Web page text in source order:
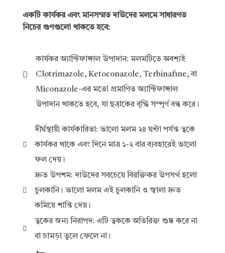
একটি কার্যকর এবং মানসম্মত দাউদের মলমে সাধারণত
নিচের গুণগুলো থাকতে হবে:
কার্যকর অ্যান্টিফাঙ্গাল উপাদান: মলমটিতে অবশ্যই
Clotrimazole, Ketoconazole, Terbinafine, বা
Miconazole-এর মতো প্রমাণিত অ্যান্টিফাঙ্গাল
উপাদান থাকতে হবে, যা ছত্রাকের বৃদ্ধি সম্পূর্ণ বন্ধ করে।
দীর্ঘস্থায়ী কার্যকারিতা: ভালো মলম ২৪ ঘণ্টা পর্যন্ত ত্বকে
কার্যকর থাকে এবং দিনে মাত্র ১-২ বার ব্যবহারেই ভালো
ফল দেয়।
দ্রুত উপশম: দাউদের সবচেয়ে বিরক্তিকর উপসর্গ হলো
চুলকানি। ভালো মলম এই চুলকানি ও জ্বালা দ্রুত
কমিয়ে শান্তি দেয়।
ত্বকের জন্য নিরাপদ: এটি ত্বককে অতিরিক্ত শুষ্ক করে না
বা চামড়া তুলে ফেলে না।